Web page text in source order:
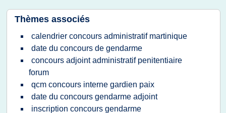
Thèmes associés
calendrier concours administratif martinique
date du concours de gendarme
concours adjoint administratif penitentiaire
forum
qcm concours interne gardien paix
date du concours gendarme adjoint
inscription concours gendarme